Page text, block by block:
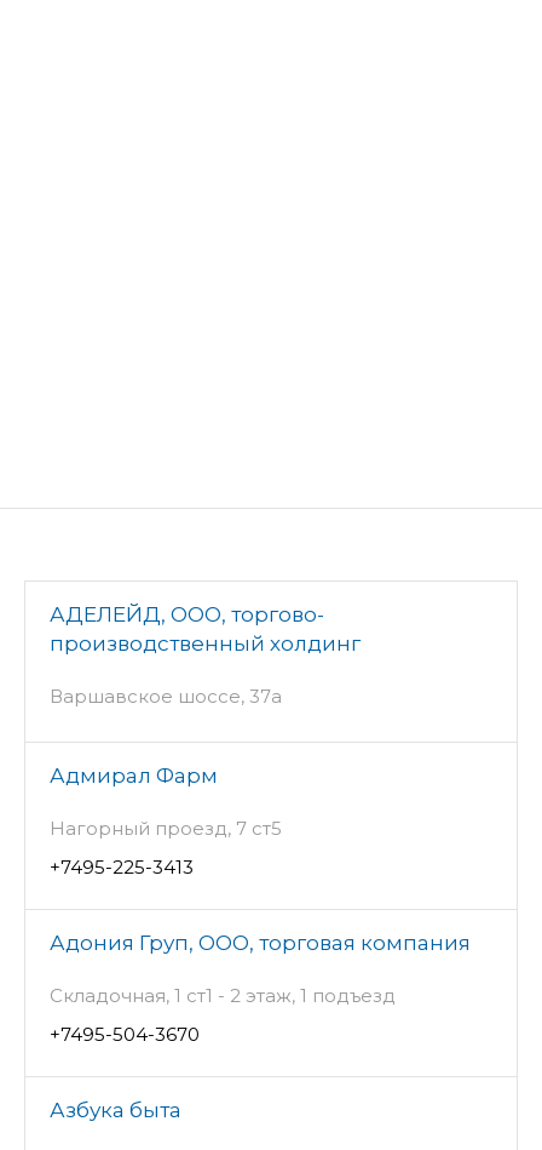
АДЕЛЕЙД, ООО, торгово-
производственный холдинг
Варшавское шоссе, 37а
Адмирал Фарм
Нагорный проезд, 7 ст5
+7495-225-3413
Адония Груп, ООО, торговая компания
Складочная, 1 ст1 - 2 этаж, 1 подъезд
+7495-504-3670
Азбука быта